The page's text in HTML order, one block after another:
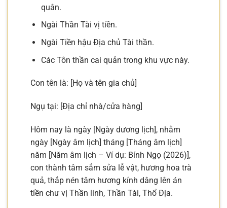
quân.
Ngài Thần Tài vị tiền.
Ngài Tiền hậu Địa chủ Tài thần.
Các Tôn thần cai quản trong khu vực này.
Con tên là: [Họ và tên gia chủ]
Ngụ tại: [Địa chỉ nhà/cửa hàng]
Hôm nay là ngày [Ngày dương lịch], nhằm
ngày [Ngày âm lịch] tháng [Tháng âm lịch]
năm [Năm âm lịch – Ví dụ: Bính Ngọ (2026)],
con thành tâm sắm sửa lễ vật, hương hoa trà
quả, thắp nén tâm hương kính dâng lên án
tiền chư vị Thần linh, Thần Tài, Thổ Địa.